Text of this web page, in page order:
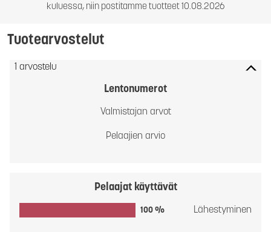
kuluessa, niin postitamme tuotteet 10.08.2026
Tuotearvostelut
1 arvostelu
Lentonumerot
Valmistajan arvot
Pelaajien arvio
Pelaajat käyttävät
100 % Lähestyminen